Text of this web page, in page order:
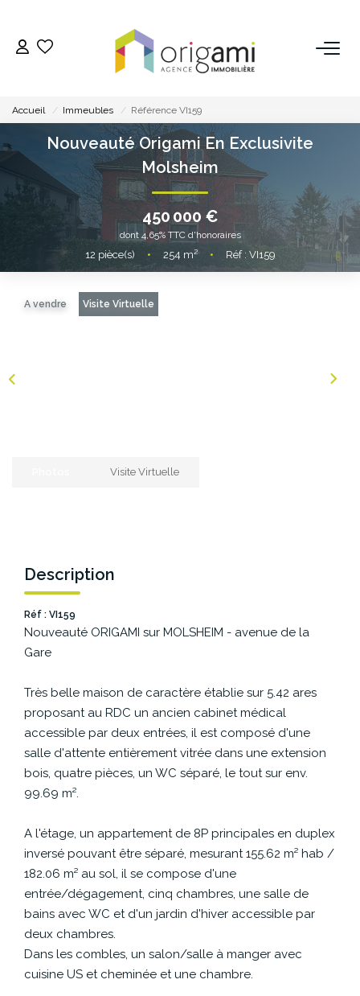
ACHETER
LOUER
VENDRE
Pourquoi Nous Choisir ?
Nos Biens Vendus
ESPACE BAILLEURS
CONTACT
Accueil Immeubles Référence VI159
Nouveauté Origami En Exclusivite
Molsheim
450 000 €
dont 4,65% TTC d'honoraires
12 pièce(s) • 254 m² • Réf : VI159
A vendre Visite Virtuelle
Visite Virtuelle
Description
Réf : VI159
Nouveauté ORIGAMI sur MOLSHEIM - avenue de la
Gare
Très belle maison de caractère établie sur 5.42 ares
proposant au RDC un ancien cabinet médical
accessible par deux entrées, il est composé d'une
salle d'attente entièrement vitrée dans une extension
bois, quatre pièces, un WC séparé, le tout sur env.
99.69 m².
A l'étage, un appartement de 8P principales en duplex
inversé pouvant être séparé, mesurant 155.62 m² hab /
182.06 m² au sol, il se compose d'une
entrée/dégagement, cinq chambres, une salle de
bains avec WC et d'un jardin d'hiver accessible par
deux chambres.
Dans les combles, un salon/salle à manger avec
cuisine US et cheminée et une chambre.